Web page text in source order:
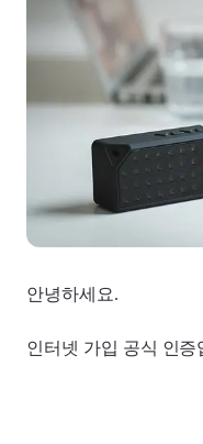
안녕하세요.
인터넷 가입 공식 인